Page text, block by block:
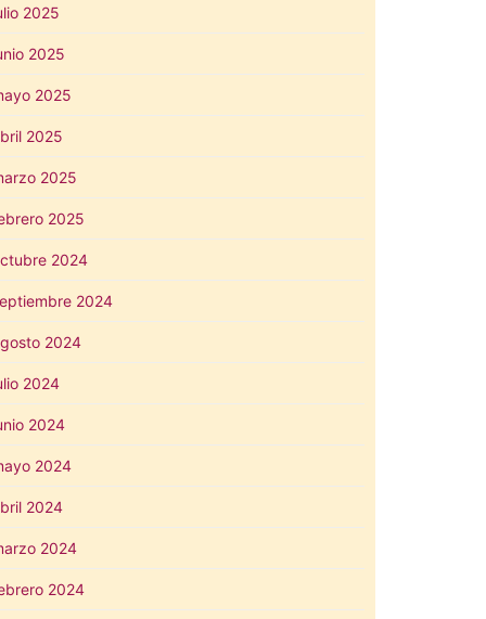
2025
2025
2025
2025
2025
2025
2024
2024
2024
2024
2024
2024
2024
2024
2024